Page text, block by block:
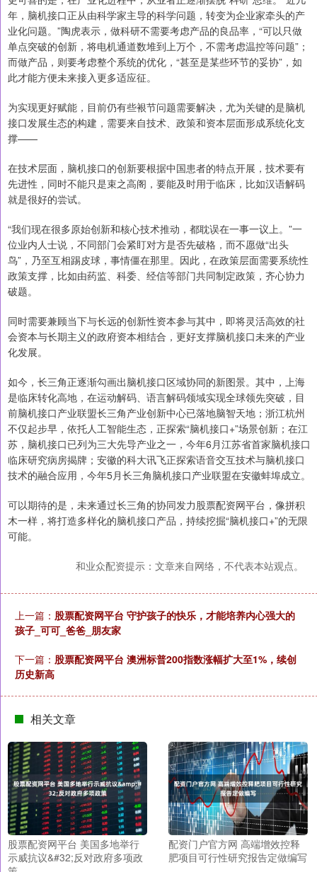
年，脑机接口正从由科学家主导的科学问题，转变为企业家牵头的产
业化问题。”陶虎表示，做科研不需要考虑产品的良品率，“可以只做
单点突破的创新，将电机通道数堆到上万个，不需考虑温控等问题”；
而做产品，则要考虑整个系统的优化，“甚至是某些环节的妥协”，如
此才能方便未来接入更多适应征。
为实现更好赋能，目前仍有些裉节问题需要解决，尤为关键的是脑机
接口发展生态的构建，需要来自技术、政策和资本层面形成系统化支
撑——
在技术层面，脑机接口的创新要根据中国患者的特点开展，技术要有
先进性，同时不能只是束之高阁，要能及时用于临床，比如汉语解码
就是很好的尝试。
“我们现在很多原始创新和核心技术推动，都耽误在一事一议上。”一
位业内人士说，不同部门会紧盯对方是否先破格，而不愿做“出头
鸟”，乃至互相踢皮球，事情僵在那里。因此，在政策层面需要系统性
政策支撑，比如由药监、科委、经信等部门共同制定政策，齐心协力
破题。
同时需要兼顾当下与长远的创新性资本参与其中，即将灵活高效的社
会资本与长期主义的政府资本相结合，更好支撑脑机接口未来的产业
化发展。
如今，长三角正逐渐勾画出脑机接口区域协同的新图景。其中，上海
是临床转化高地，在运动解码、语言解码领域实现全球领先突破，目
前脑机接口产业联盟长三角产业创新中心已落地脑智天地；浙江杭州
不仅起步早，依托人工智能生态，正探索“脑机接口+”场景创新；在江
苏，脑机接口已列为三大先导产业之一，今年6月江苏省首家脑机接口
临床研究病房揭牌；安徽的科大讯飞正探索语音交互技术与脑机接口
技术的融合应用，今年5月长三角脑机接口产业联盟在安徽蚌埠成立。
可以期待的是，未来通过长三角的协同发力股票配资网平台，像拼积
木一样，将打造多样化的脑机接口产品，持续挖掘“脑机接口+”的无限
可能。
和业众配资提示：文章来自网络，不代表本站观点。
上一篇： 股票配资网平台 守护孩子的快乐，才能培养内心强大的
孩子_可可_爸爸_朋友家
下一篇： 股票配资网平台 澳洲标普200指数涨幅扩大至1%，续创
历史新高
相关文章
股票配资网平台 美国多地举行
示威抗议&#32;反对政府多项政
配资门户官方网 高端增效控释
肥项目可行性研究报告定做编写